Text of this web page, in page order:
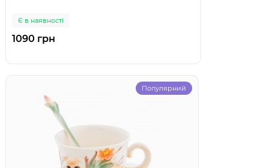
Є в наявності
1090 грн
Популярний